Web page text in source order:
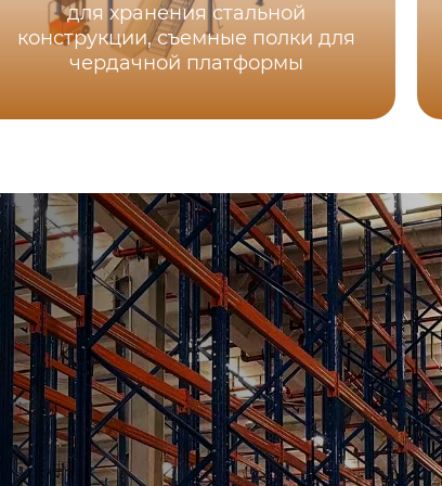
для хранения стальной
конструкции, съемные полки для
чердачной платформы